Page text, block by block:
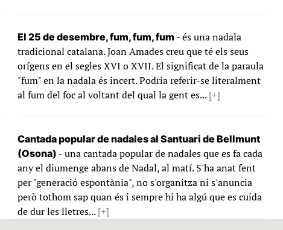
El 25 de desembre, fum, fum, fum - és una nadala
tradicional catalana. Joan Amades creu que té els seus
orígens en el segles XVI o XVII. El significat de la paraula
"fum" en la nadala és incert. Podria referir-se literalment
al fum del foc al voltant del qual la gent es...[+]
Cantada popular de nadales al Santuari de Bellmunt
(Osona) - una cantada popular de nadales que es fa cada
any el diumenge abans de Nadal, al matí. S'ha anat fent
per "generació espontània", no s'organitza ni s'anuncia
però tothom sap quan és i sempre hi ha algú que es cuida
de dur les lletres...[+]